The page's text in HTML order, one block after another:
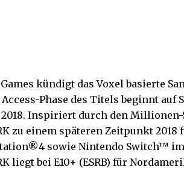
kündigt das Voxel basierte
Phase des Titels beginnt auf
Inspiriert durch den
zu einem späteren Zeitpunkt 2018
sowie Nintendo Switch™
liegt bei E10+ (ESRB) für